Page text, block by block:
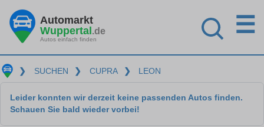
Automarkt
Wuppertal.de
Autos einfach finden
☰
❯ SUCHEN ❯ CUPRA ❯ LEON
Leider konnten wir derzeit keine passenden Autos finden.
Schauen Sie bald wieder vorbei!